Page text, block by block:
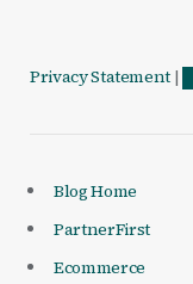
Privacy Statement |
Blog Home
PartnerFirst
Ecommerce